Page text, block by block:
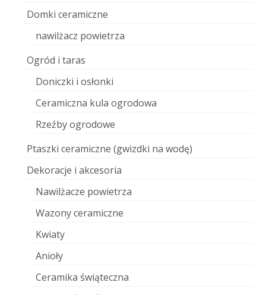
Domki ceramiczne
nawilżacz powietrza
Ogród i taras
Doniczki i osłonki
Ceramiczna kula ogrodowa
Rzeźby ogrodowe
Ptaszki ceramiczne (gwizdki na wodę)
Dekoracje i akcesoria
Nawilżacze powietrza
Wazony ceramiczne
Kwiaty
Anioły
Ceramika świąteczna